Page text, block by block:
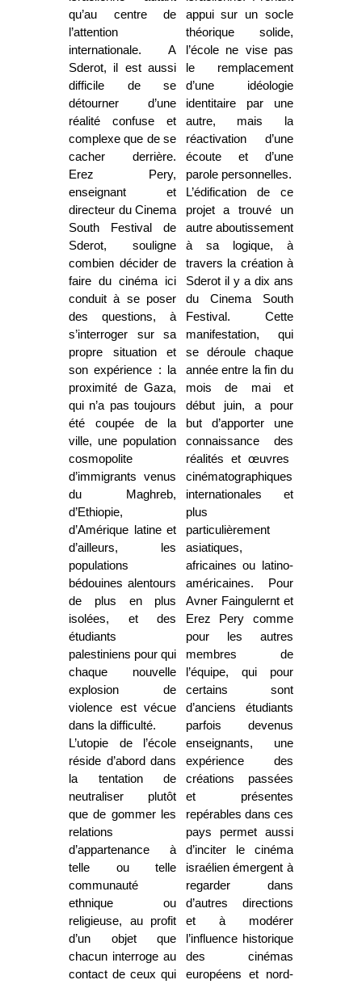
qu’au centre de
l’attention
internationale. A
Sderot, il est aussi
difficile de se
détourner d’une
réalité confuse et
complexe que de se
cacher derrière.
Erez Pery,
enseignant et
directeur du Cinema
South Festival de
Sderot, souligne
combien décider de
faire du cinéma ici
conduit à se poser
des questions, à
s’interroger sur sa
propre situation et
son expérience : la
proximité de Gaza,
qui n’a pas toujours
été coupée de la
ville, une population
cosmopolite
d’immigrants venus
du Maghreb,
d’Ethiopie,
d’Amérique latine et
d’ailleurs, les
populations
bédouines alentours
de plus en plus
isolées, et des
étudiants
palestiniens pour qui
chaque nouvelle
explosion de
violence est vécue
dans la difficulté.
L’utopie de l’école
réside d’abord dans
la tentation de
neutraliser plutôt
que de gommer les
relations
d’appartenance à
telle ou telle
communauté
ethnique ou
religieuse, au profit
d’un objet que
chacun interroge au
contact de ceux qui
appui sur un socle
théorique solide,
l’école ne vise pas
le remplacement
d’une idéologie
identitaire par une
autre, mais la
réactivation d’une
écoute et d’une
parole personnelles.
L’édification de ce
projet a trouvé un
autre aboutissement
à sa logique, à
travers la création à
Sderot il y a dix ans
du Cinema South
Festival. Cette
manifestation, qui
se déroule chaque
année entre la fin du
mois de mai et
début juin, a pour
but d’apporter une
connaissance des
réalités et œuvres
cinématographiques
internationales et
plus
particulièrement
asiatiques,
africaines ou latino-
américaines. Pour
Avner Faingulernt et
Erez Pery comme
pour les autres
membres de
l’équipe, qui pour
certains sont
d’anciens étudiants
parfois devenus
enseignants, une
expérience des
créations passées
et présentes
repérables dans ces
pays permet aussi
d’inciter le cinéma
israélien émergent à
regarder dans
d’autres directions
et à modérer
l’influence historique
des cinémas
européens et nord-